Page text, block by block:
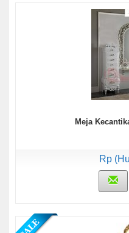
Meja
Rp